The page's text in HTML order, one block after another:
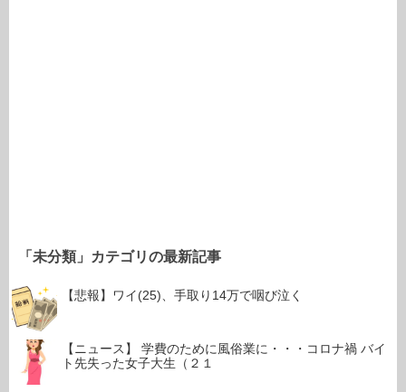
「未分類」カテゴリの最新記事
【悲報】ワイ(25)、手取り14万で咽び泣く
【ニュース】 学費のために風俗業に・・・コロナ禍 バイ
ト先失った女子大生（２１